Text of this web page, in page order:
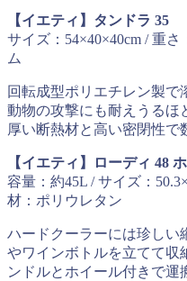
【イエティ】タンドラ 35
サイズ：54×40×40cm / 重
ム
回転成型ポリエチレン製で
動物の攻撃にも耐えうるほ
厚い断熱材と高い密閉性で
【イエティ】ローディ 48
容量：約45L / サイズ：
材：ポリウレタン
ハードクーラーには珍しい
やワインボトルを立てて収
ンドルとホイール付きで運